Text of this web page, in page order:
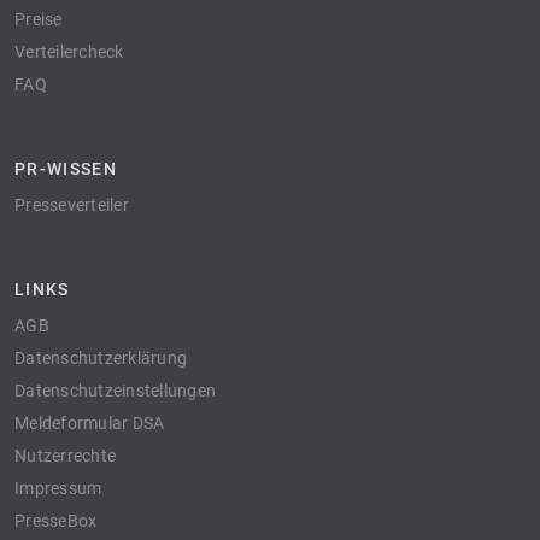
Preise
Verteilercheck
FAQ
PR-WISSEN
Presseverteiler
LINKS
AGB
Datenschutzerklärung
Datenschutzeinstellungen
Meldeformular DSA
Nutzerrechte
Impressum
PresseBox